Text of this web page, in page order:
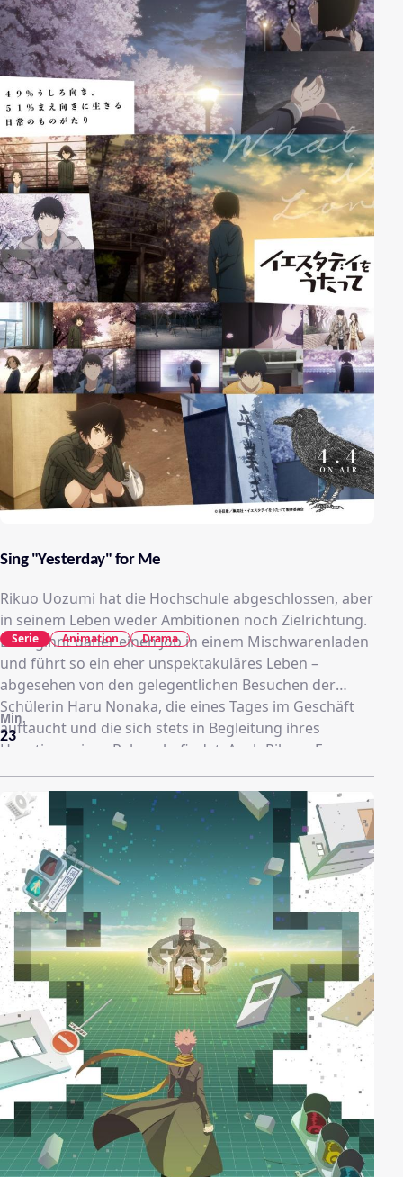
Sing "Yesterday" for Me
Rikuo Uozumi hat die Hochschule abgeschlossen, aber
in seinem Leben weder Ambitionen noch Zielrichtung.
Er beginnt daher einen Job in einem Mischwarenladen
und führt so ein eher unspektakuläres Leben –
abgesehen von den gelegentlichen Besuchen der
Schülerin Haru Nonaka, die eines Tages im Geschäft
auftaucht und die sich stets in Begleitung ihres
Haustiers, eines Raben, befindet. Auch Rikuos Ex-
Freundin und ehemalige Klassenkameradin Shinako
erscheint eines Tages im Laden. Shinako, für die Rikuo
insgeheim immer noch Gefühle hegt, strebt eine
Karriere als Lehrerin an. Mit den beiden Frauen und
weiteren Menschen, die im Rahmen seiner Arbeit in
Rikuos Leben treten, wird für ihn ein neuer
Lebensabschnitt angestoßen und er beginnt damit,
sich und seine aktuelle Situation mehr zu hinterfragen.
23
Min.
Serie Animation Drama